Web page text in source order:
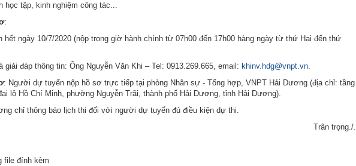
học tập, kinh nghiệm công tác...
:
hết ngày 10/7/2020 (nộp trong giờ hành chính từ 07h00 đến 17h00 hàng ngày từ thứ Hai đến thứ
đáp thông tin: Ông Nguyễn Văn Khi – Tel: 0913.269.665, email: khinv.hdg@vnpt.vn.
: Người dự tuyển nộp hồ sơ trực tiếp tại phòng Nhân sự - Tổng hợp, VNPT Hải Dương (địa chỉ: tầng
lộ Hồ Chí Minh, phường Nguyễn Trãi, thành phố Hải Dương, tỉnh Hải Dương).
chỉ thông báo lịch thi đối với người dự tuyển đủ điều kiện dự thi.
Trân trọng./.
file đính kèm